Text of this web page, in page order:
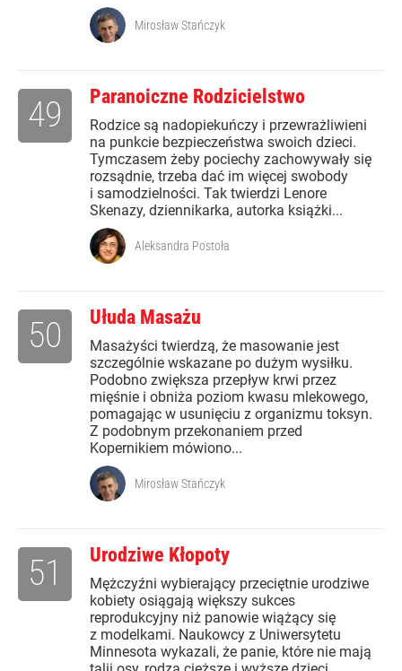
Mirosław Stańczyk
Paranoiczne Rodzicielstwo
Rodzice są nadopiekuńczy i przewrażliwieni
na punkcie bezpieczeństwa swoich dzieci.
Tymczasem żeby pociechy zachowywały się
rozsądnie, trzeba dać im więcej swobody
i samodzielności. Tak twierdzi Lenore
Skenazy, dziennikarka, autorka książki...
49
Aleksandra Postoła
Ułuda Masażu
Masażyści twierdzą, że masowanie jest
szczególnie wskazane po dużym wysiłku.
Podobno zwiększa przepływ krwi przez
mięśnie i obniża poziom kwasu mlekowego,
pomagając w usunięciu z organizmu toksyn.
Z podobnym przekonaniem przed
Kopernikiem mówiono...
50
Mirosław Stańczyk
Urodziwe Kłopoty
Mężczyźni wybierający przeciętnie urodziwe
kobiety osiągają większy sukces
reprodukcyjny niż panowie wiążący się
z modelkami. Naukowcy z Uniwersytetu
Minnesota wykazali, że panie, które nie mają
51